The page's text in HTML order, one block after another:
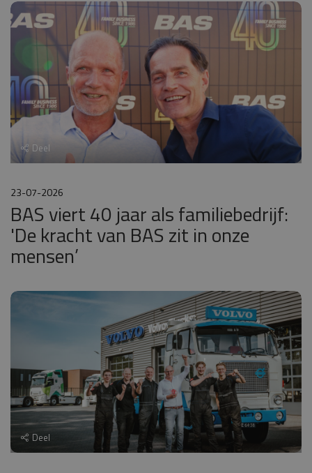
Deel
23-07-2026
BAS viert 40 jaar als familiebedrijf:
'De kracht van BAS zit in onze
mensen’
Deel